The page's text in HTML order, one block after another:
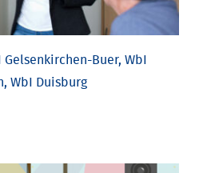
Buer, WbI
WbI Duisburg